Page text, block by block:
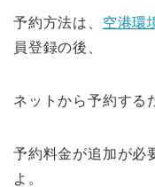
予約方法は、 空港環
員登録の後、
ネットから予約する
予約料金が追加が必
よ。